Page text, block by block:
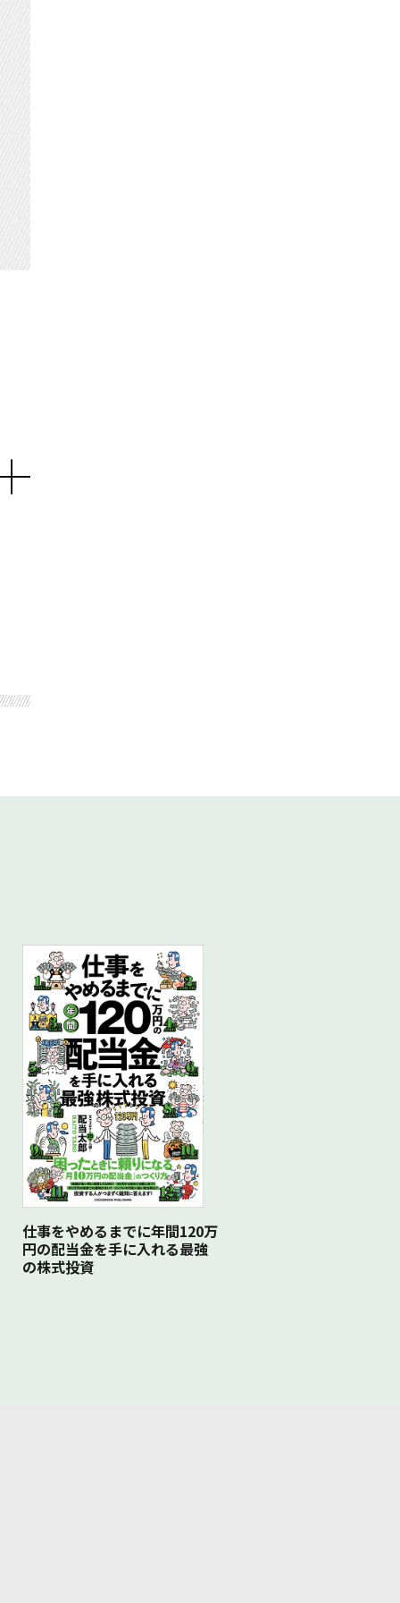
仕事をやめるまでに年間120万
円の配当金を手に入れる最強
の株式投資